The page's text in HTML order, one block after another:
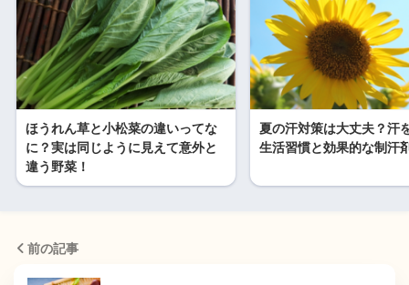
ほうれん草と小松菜の違いってな
に？実は同じように見えて意外と
違う野菜！
夏の汗対策は大丈夫？汗
生活習慣と効果的な制汗
前の記事